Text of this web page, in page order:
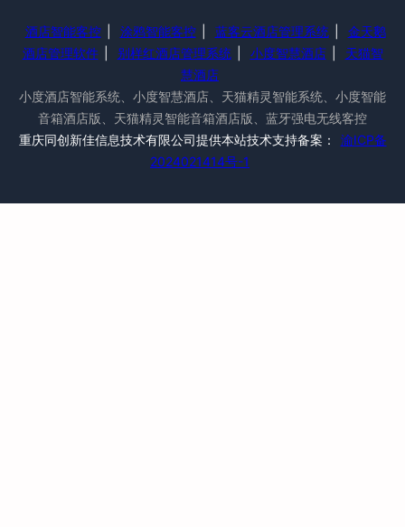
酒店智能客控 涂鸦智能客控 蓝客云酒店管理系统
金天鹅
酒店管理软件
别样红酒店管理系统 小度智慧酒店
天猫智
慧酒店
小度酒店智能系统、小度智慧酒店、天猫精灵智能系统、小度智能
音箱酒店版、天猫精灵智能音箱酒店版、蓝牙强电无线客控
重庆同创新佳信息技术有限公司提供本站技术支持备案：
渝ICP备
2024021414号-1